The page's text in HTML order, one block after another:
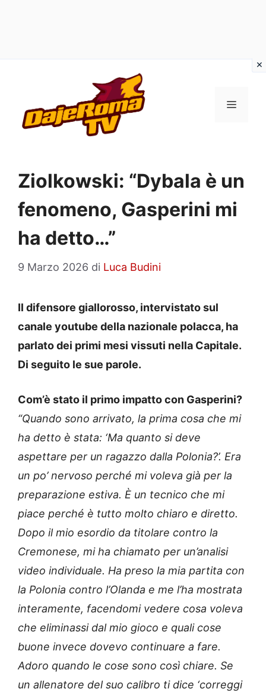
contenuto
MENU
Ziolkowski: “Dybala è un
fenomeno, Gasperini mi
ha detto…”
9 Marzo 2026 di Luca Budini
Il difensore giallorosso, intervistato sul
canale youtube della nazionale polacca, ha
parlato dei primi mesi vissuti nella Capitale.
Di seguito le sue parole.
Com’è stato il primo impatto con Gasperini?
“Quando sono arrivato, la prima cosa che mi
ha detto è stata: ‘Ma quanto si deve
aspettare per un ragazzo dalla Polonia?’. Era
un po’ nervoso perché mi voleva già per la
preparazione estiva. È un tecnico che mi
piace perché è tutto molto chiaro e diretto.
Dopo il mio esordio da titolare contro la
Cremonese, mi ha chiamato per un’analisi
video individuale. Ha preso la mia partita con
la Polonia contro l’Olanda e me l’ha mostrata
interamente, facendomi vedere cosa voleva
che eliminassi dal mio gioco e quali cose
buone invece dovevo continuare a fare.
Adoro quando le cose sono così chiare. Se
un allenatore del suo calibro ti dice ‘correggi